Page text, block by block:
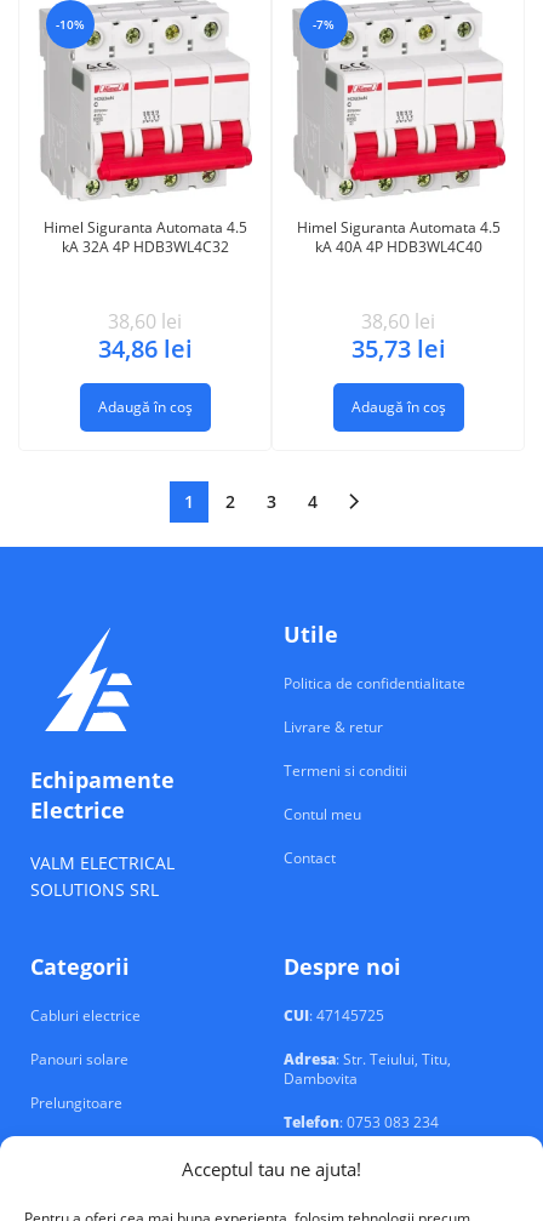
Acceptul tau ne ajuta!
-10%
Himel Siguranta Automata 4.5
kA 32A 4P HDB3WL4C32
38,60 lei
34,86 lei
Adaugă în coș
-7%
Himel Siguranta Automata 4.5
kA 40A 4P HDB3WL4C40
38,60 lei
35,73 lei
Adaugă în coș
1 2 3 4
Echipamente
Electrice
VALM ELECTRICAL
SOLUTIONS SRL
Utile
Politica de confidentialitate
Livrare & retur
Termeni si conditii
Contul meu
Contact
Categorii
Cabluri electrice
Panouri solare
Prelungitoare
Despre noi
CUI: 47145725
Adresa: Str. Teiului, Titu,
Dambovita
Telefon: 0753 083 234
Email: contact@echipamente-
electrice.ro